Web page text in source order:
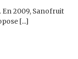
2009, Sanofruit
[...]